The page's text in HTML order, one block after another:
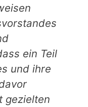
ein Teil
und ihre
gezielten